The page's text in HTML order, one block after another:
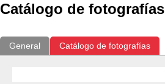
Catálogo de fotografías
General Catálogo de fotografías